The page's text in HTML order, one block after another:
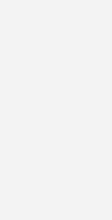
durch, um nicht
Energien-Gesetzes
im neu
zu müssen. Gemäß
Auswertung
die Folge einer
allem der immer
betont Quentin.
genehmigten
4,82 MW, nach
Noch 2016 betrug
im ersten Quartal